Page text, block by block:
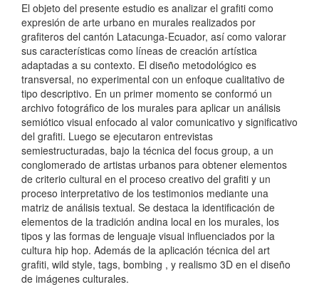
El objeto del presente estudio es analizar el grafiti como
expresión de arte urbano en murales realizados por
grafiteros del cantón Latacunga-Ecuador, así como valorar
sus características como líneas de creación artística
adaptadas a su contexto. El diseño metodológico es
transversal, no experimental con un enfoque cualitativo de
tipo descriptivo. En un primer momento se conformó un
archivo fotográfico de los murales para aplicar un análisis
semiótico visual enfocado al valor comunicativo y significativo
del grafiti. Luego se ejecutaron entrevistas
semiestructuradas, bajo la técnica del focus group, a un
conglomerado de artistas urbanos para obtener elementos
de criterio cultural en el proceso creativo del grafiti y un
proceso interpretativo de los testimonios mediante una
matriz de análisis textual. Se destaca la identificación de
elementos de la tradición andina local en los murales, los
tipos y las formas de lenguaje visual influenciados por la
cultura hip hop. Además de la aplicación técnica del art
grafiti, wild style, tags, bombing , y realismo 3D en el diseño
de imágenes culturales.